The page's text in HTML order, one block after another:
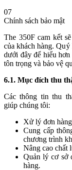
07
Chính sách bảo mật
The 350F cam kết
của khách hàng.
dưới đây để hiểu
tôn trọng và bảo vệ
6.1. Mục đích thu
Các thông tin thu
giúp chúng tôi:
Xử lý đơn
Cung cấp
chương trình
Nâng cao chất
Quản lý cơ sở
hàng.